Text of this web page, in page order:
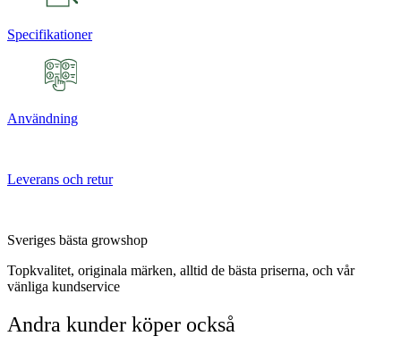
Specifikationer
Användning
Leverans och retur
Sveriges bästa growshop
Topkvalitet, originala märken, alltid de bästa priserna, och vår
vänliga kundservice
Andra kunder köper också